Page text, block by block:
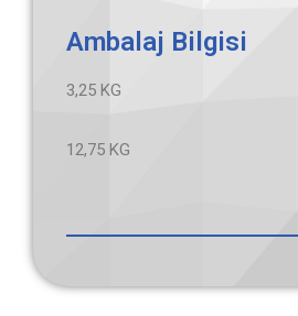
Ambalaj Bilgisi
3,25 KG
12,75 KG